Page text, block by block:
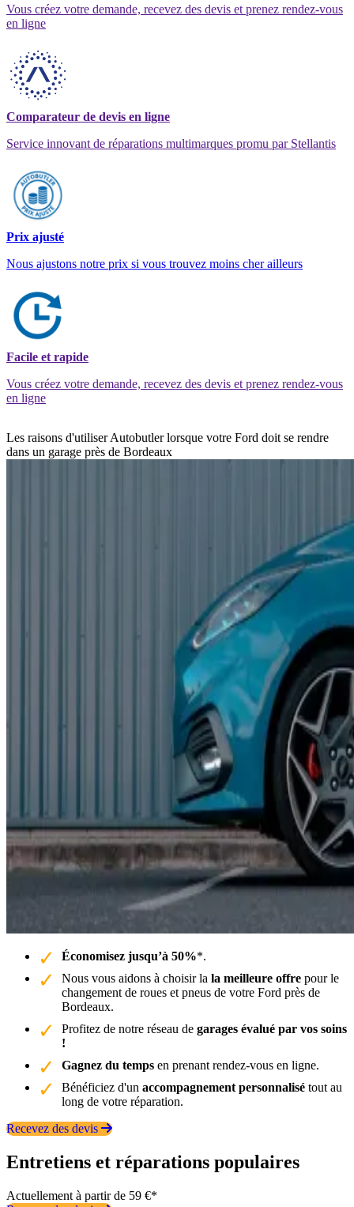
Vous créez votre demande, recevez des devis et prenez rendez-vous
en ligne
Comparateur de devis en ligne
Service innovant de réparations multimarques promu par Stellantis
Prix ajusté
Nous ajustons notre prix si vous trouvez moins cher ailleurs
Facile et rapide
Vous créez votre demande, recevez des devis et prenez rendez-vous
en ligne
Les raisons d'utiliser Autobutler lorsque votre Ford doit se rendre
dans un garage près de Bordeaux
Économisez jusqu’à 50%*.
Nous vous aidons à choisir la la meilleure offre pour le
changement de roues et pneus de votre Ford près de
Bordeaux.
Profitez de notre réseau de garages évalué par vos soins
!
Gagnez du temps en prenant rendez-vous en ligne.
Bénéficiez d'un accompagnement personnalisé tout au
long de votre réparation.
Recevez des devis
Entretiens et réparations populaires
Actuellement à partir de 59 €*